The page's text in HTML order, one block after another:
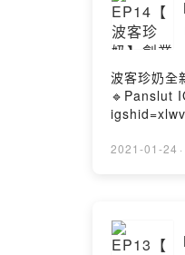
波客珍奶全
🔹Panslut
↓https://
2021-01-24 ·